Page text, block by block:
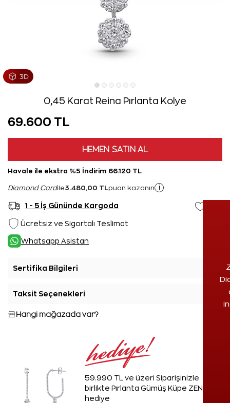
0,45 Karat Reina Pırlanta Kolye
69.600 TL
HEMEN SATIN AL
Havale ile ekstra %5 İndirim 66.120 TL
Diamond Cardile3.480,00 TL puan kazanın i
1 - 5 İş Gününde Kargoda
Ücretsiz ve Sigortalı Teslimat
Whatsapp Asistan
Sertifika Bilgileri
Taksit Seçenekleri
Hangi mağazada var?
59.990 TL ve üzeri Siparişinizle
birlikte Pırlanta Gümüş Küpe ZEN'den
hediye